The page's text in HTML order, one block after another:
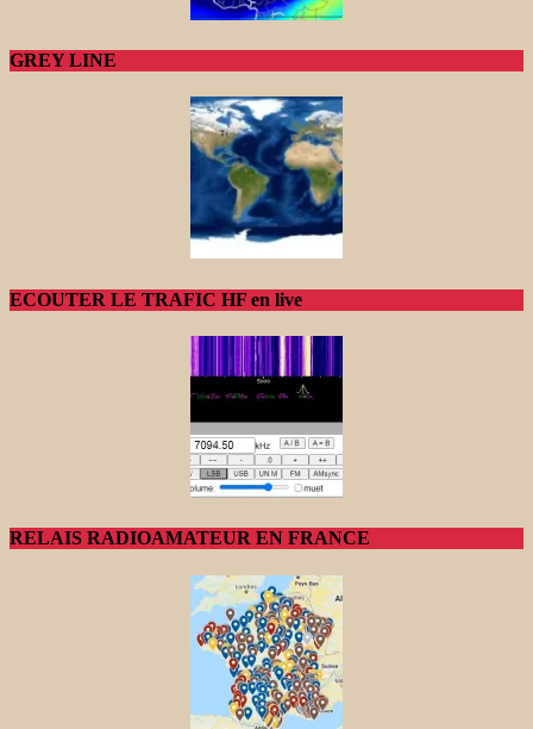
GREY LINE
ECOUTER LE TRAFIC HF en live
RELAIS RADIOAMATEUR EN FRANCE